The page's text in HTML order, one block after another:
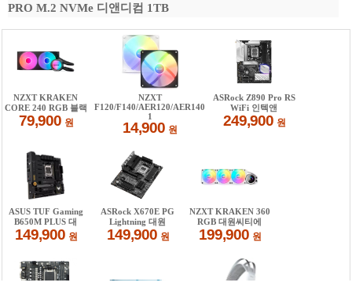
PRO M.2 NVMe 디앤디컴 1TB